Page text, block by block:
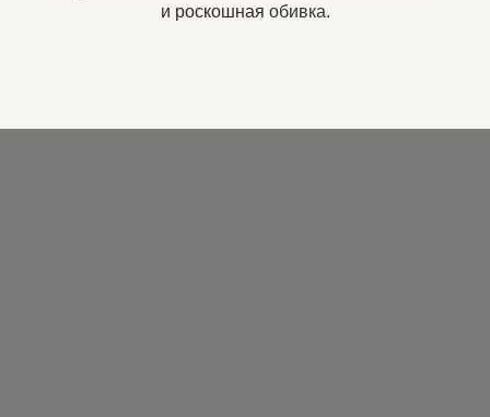
и роскошная обивка.